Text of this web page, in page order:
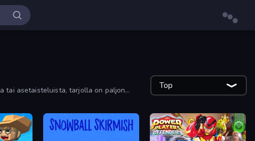
tai asetaisteluista, tarjolla on paljon
Top